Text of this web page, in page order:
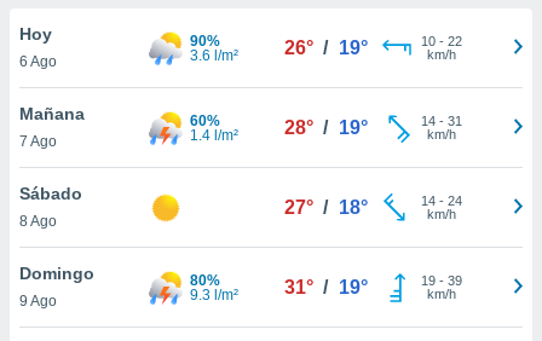
en
y
disponible
Hoy
6 Ago
90%
3.6 l/m²
26° / 19° 10- 22
km/h
Mañana
7 Ago
60%
1.4 l/m²
28° / 19° 14- 31
km/h
Sábado
8 Ago
27° / 18° 14- 24
km/h
Domingo
9 Ago
80%
9.3 l/m²
31° / 19° 19- 39
km/h